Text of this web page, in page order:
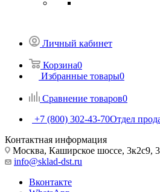
Личный кабинет
Корзина0
Избранные товары0
Сравнение товаров0
+7 (800) 302-43-70Отдел
Контактная информация
Москва, Каширское шоссе, 3к2с9,
info@sklad-dst.ru
Вконтакте